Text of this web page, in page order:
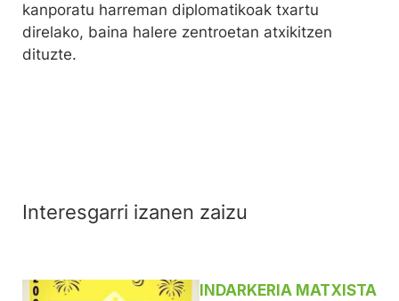
kanporatu harreman diplomatikoak txartu
direlako, baina halere zentroetan atxikitzen
dituzte.
Interesgarri izanen zaizu
INDARKERIA MATXISTA